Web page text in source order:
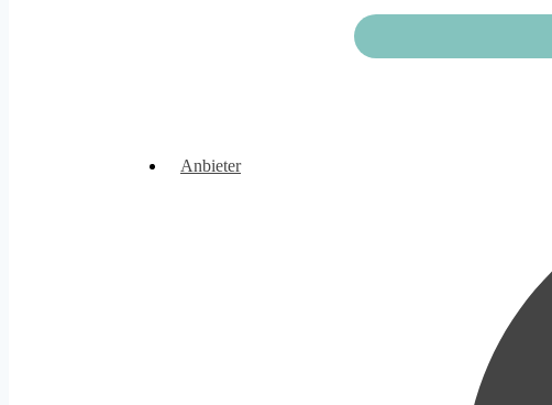
Anbieter